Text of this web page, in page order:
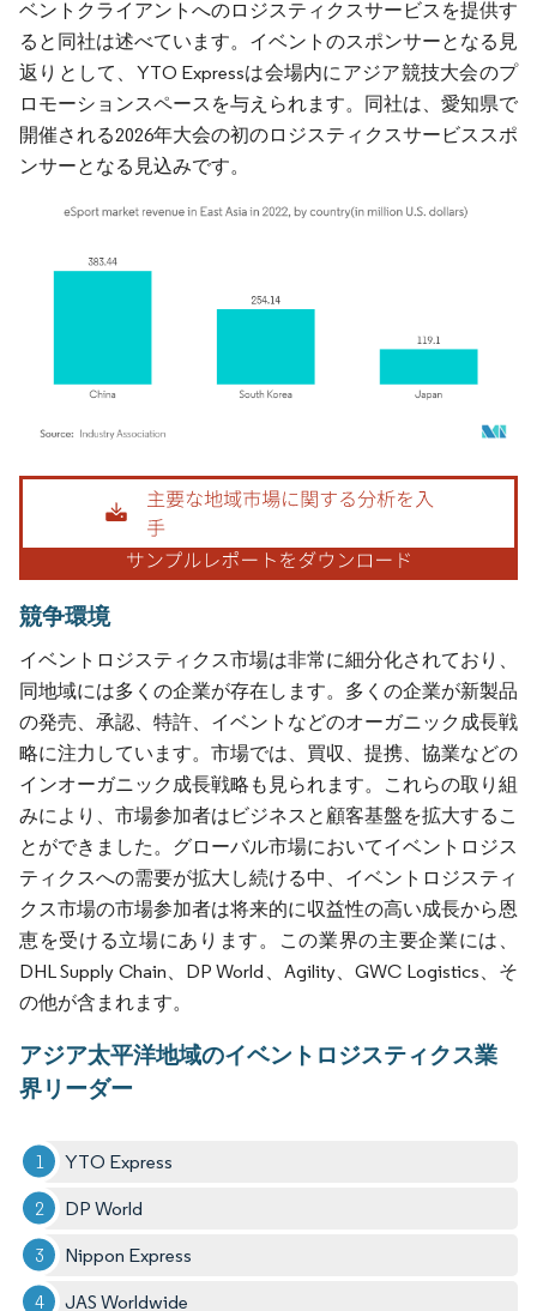
ベントクライアントへのロジスティクスサービスを提供す
ると同社は述べています。イベントのスポンサーとなる見
返りとして、YTO Expressは会場内にアジア競技大会のプ
ロモーションスペースを与えられます。同社は、愛知県で
開催される2026年大会の初のロジスティクスサービススポ
ンサーとなる見込みです。
画像 © Mordor Intelligence。再利用にはCC BY 4.0の表示が必要です。
競争環境
イベントロジスティクス市場は非常に細分化されており、
同地域には多くの企業が存在します。多くの企業が新製品
の発売、承認、特許、イベントなどのオーガニック成長戦
略に注力しています。市場では、買収、提携、協業などの
インオーガニック成長戦略も見られます。これらの取り組
みにより、市場参加者はビジネスと顧客基盤を拡大するこ
とができました。グローバル市場においてイベントロジス
ティクスへの需要が拡大し続ける中、イベントロジスティ
クス市場の市場参加者は将来的に収益性の高い成長から恩
恵を受ける立場にあります。この業界の主要企業には、
DHL Supply Chain、DP World、Agility、GWC Logistics、そ
の他が含まれます。
アジア太平洋地域のイベントロジスティクス業
界リーダー
YTO Express
DP World
Nippon Express
JAS Worldwide